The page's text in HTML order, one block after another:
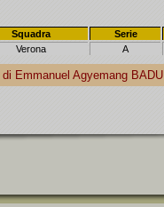
Squadra Serie
Verona A
Emmanuel Agyemang BADU